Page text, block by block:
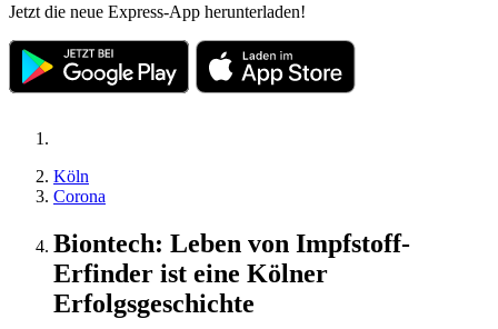
Jetzt die neue Express-App herunterladen!
Köln
Corona
Biontech: Leben von Impfstoff-
Erfinder ist eine Kölner
Erfolgsgeschichte